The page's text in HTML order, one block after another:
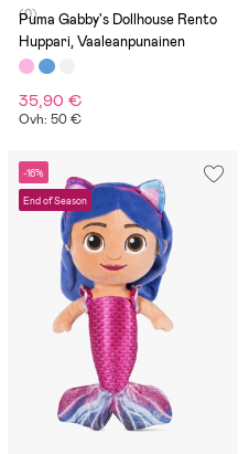
(0)
Puma Gabby's Dollhouse Rento
Huppari, Vaaleanpunainen
35,90 €
Ovh: 50 €
-16%
End of Season